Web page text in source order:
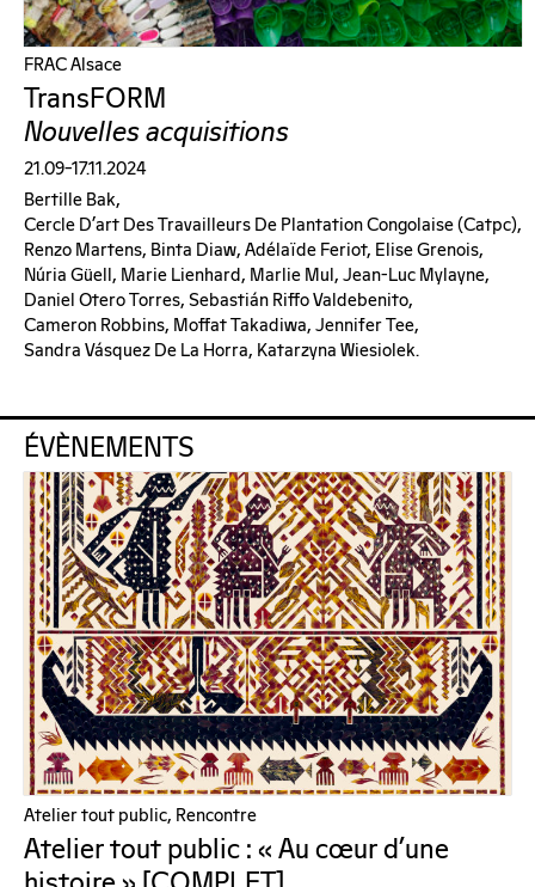
FRAC Alsace
TransFORM
Nouvelles acquisitions
21.09–17.11.2024
Bertille Bak,
Cercle D’art Des Travailleurs De Plantation Congolaise (catpc),
Renzo Martens, Binta Diaw, Adélaïde Feriot, Elise Grenois,
Núria Güell, Marie Lienhard, Marlie Mul, Jean-Luc Mylayne,
Daniel Otero Torres, Sebastián Riffo Valdebenito,
Cameron Robbins, Moffat Takadiwa, Jennifer Tee,
Sandra Vásquez De La Horra, Katarzyna Wiesiolek.
ÉVÈNEMENTS
Atelier tout public, Rencontre
Atelier tout public : « Au cœur d’une